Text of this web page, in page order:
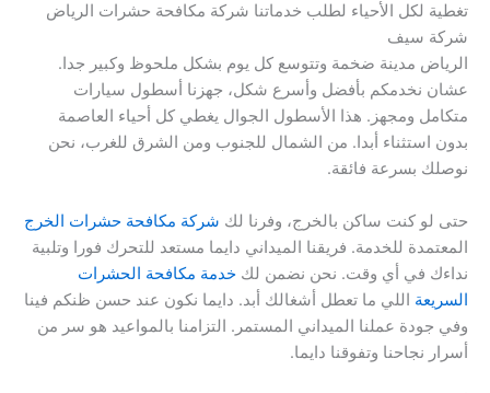
تغطية لكل الأحياء لطلب خدماتنا شركة مكافحة حشرات الرياض
شركة سيف
الرياض مدينة ضخمة وتتوسع كل يوم بشكل ملحوظ وكبير جدا.
عشان نخدمكم بأفضل وأسرع شكل، جهزنا أسطول سيارات
متكامل ومجهز. هذا الأسطول الجوال يغطي كل أحياء العاصمة
بدون استثناء أبدا. من الشمال للجنوب ومن الشرق للغرب، نحن
نوصلك بسرعة فائقة.
حتى لو كنت ساكن بالخرج، وفرنا لك شركة مكافحة حشرات الخرج
المعتمدة للخدمة. فريقنا الميداني دايما مستعد للتحرك فورا وتلبية
نداءك في أي وقت. نحن نضمن لك خدمة مكافحة الحشرات
السريعة اللي ما تعطل أشغالك أبد. دايما نكون عند حسن ظنكم فينا
وفي جودة عملنا الميداني المستمر. التزامنا بالمواعيد هو سر من
أسرار نجاحنا وتفوقنا دايما.